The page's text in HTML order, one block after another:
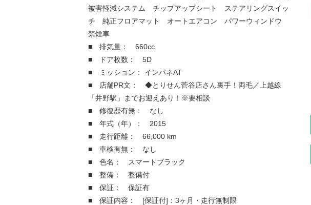
被害軽減システム チップアップシート ステアリングスイッ
チ 純正フロアマット オートエアコン パワーウィンドウ
禁煙車
■ 排気量： 660cc
■ ドア枚数： 5D
■ ミッション： インパネAT
■ 店舗PR文： ◆とりせん菅谷店さん裏手！両毛／上越線
「井野駅」までお迎えあり！※要相談
■ 修復歴有無： なし
■ 年式（年）： 2015
■ 走行距離： 66,000 km
■ 車検有無： なし
■ 色名： スマートブラック
■ 整備： 整備付
■ 保証： 保証有
■ 保証内容： [保証付]：3ヶ月・走行無制限